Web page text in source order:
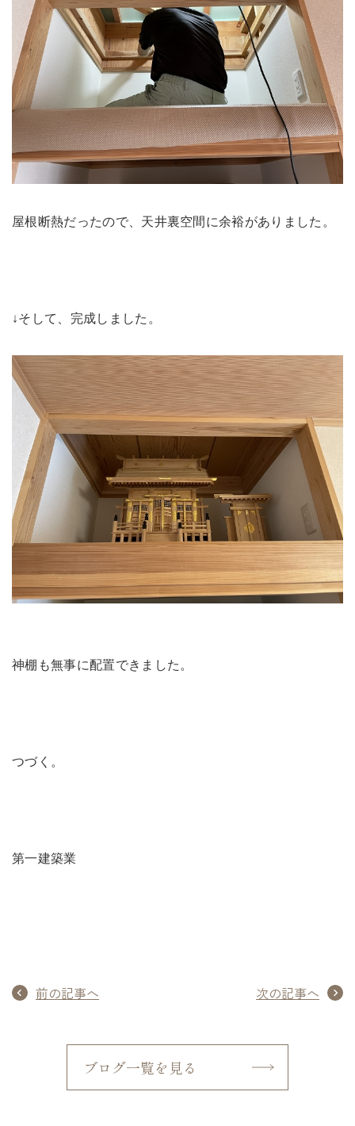
屋根断熱だったので、天井裏空間に余裕がありました。
↓そして、完成しました。
神棚も無事に配置できました。
つづく。
第一建築業
前の記事へ 次の記事へ
ブログ一覧を見る